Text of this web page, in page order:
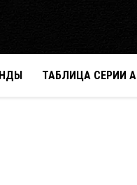
ТАБЛИЦА СЕРИИ А